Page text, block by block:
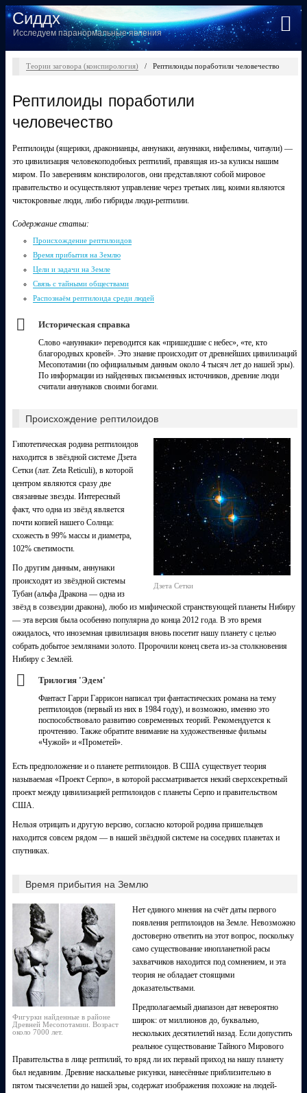
Сиддх
Исследуем паранормальные явления
Теории заговора (конспирология) / Рептилоиды поработили человечество
Рептилоиды поработили
человечество
Рептилоиды (ящерики, драконианцы, аннунаки, ануннаки, нифелимы, читаули) —
это цивилизация человекоподобных рептилий, правящая из-за кулисы нашим
миром. По заверениям конспирологов, они представляют собой мировое
правительство и осуществляют управление через третьих лиц, коими являются
чистокровные люди, либо гибриды люди-рептилии.
Содержание статьи:
Происхождение рептилоидов
Время прибытия на Землю
Цели и задачи на Земле
Связь с тайными обществами
Распознаём рептилоида среди людей
Историческая справка
Слово «ануннаки» переводится как «пришедшие с небес», «те, кто
благородных кровей». Это знание происходит от древнейших цивилизаций
Месопотамии (по официальным данным около 4 тысяч лет до нашей эры).
По информации из найденных письменных источников, древние люди
считали аннунаков своими богами.
Происхождение рептилоидов
Дзета Сетки
Гипотетическая родина рептилоидов
находится в звёздной системе Дзета
Сетки (лат. Zeta Reticuli), в которой
центром являются сразу две
связанные звезды. Интересный
факт, что одна из звёзд является
почти копией нашего Солнца:
схожесть в 99% массы и диаметра,
102% светимости.
По другим данным, аннунаки
происходят из звёздной системы
Тубан (альфа Дракона — одна из
звёзд в созвездии дракона), любо из мифической странствующей планеты Нибиру
— эта версия была особенно популярна до конца 2012 года. В это время
ожидалось, что иноземная цивилизация вновь посетит нашу планету с целью
собрать добытое землянами золото. Пророчили конец света из-за столкновения
Нибиру с Землёй.
Трилогия 'Эдем'
Фантаст Гарри Гаррисон написал три фантастических романа на тему
рептилоидов (первый из них в 1984 году), и возможно, именно это
поспособствовало развитию современных теорий. Рекомендуется к
прочтению. Также обратите внимание на художественные фильмы
«Чужой» и «Прометей».
Есть предположение и о планете рептилоидов. В США существует теория
называемая «Проект Серпо», в которой рассматривается некий сверхсекретный
проект между цивилизацией рептилоидов с планеты Серпо и правительством
США.
Нельзя отрицать и другую версию, согласно которой родина пришельцев
находится совсем рядом — в нашей звёздной системе на соседних планетах и
спутниках.
Время прибытия на Землю
Фигурки найденные в районе
Древней Месопотамии. Возраст
около 7000 лет.
Нет единого мнения на счёт даты первого
появления рептилоидов на Земле. Невозможно
достоверно ответить на этот вопрос, поскольку
само существование инопланетной расы
захватчиков находится под сомнением, и эта
теория не обладает стоящими
доказательствами.
Предполагаемый диапазон дат невероятно
широк: от миллионов до, буквально,
нескольких десятилетий назад. Если допустить
реальное существование Тайного Мирового
Правительства в лице рептилий, то вряд ли их первый приход на нашу планету
был недавним. Древние наскальные рисунки, нанесённые приблизительно в
пятом тысячелетии до нашей эры, содержат изображения похожие на людей-